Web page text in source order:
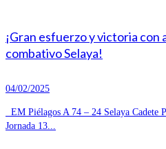
¡Gran esfuerzo y victoria con
combativo Selaya!
04/02/2025
EM Piélagos A 74 – 24 Selaya Cadete
Jornada 13...